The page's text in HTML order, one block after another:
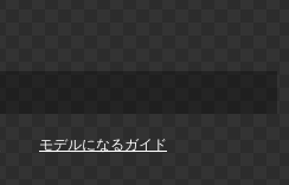
モデルになるガイド